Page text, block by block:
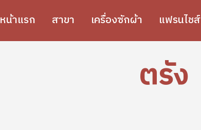
หน้าแรก สาขา เครื่องซักผ้า แฟรนไชส์
ตรัง